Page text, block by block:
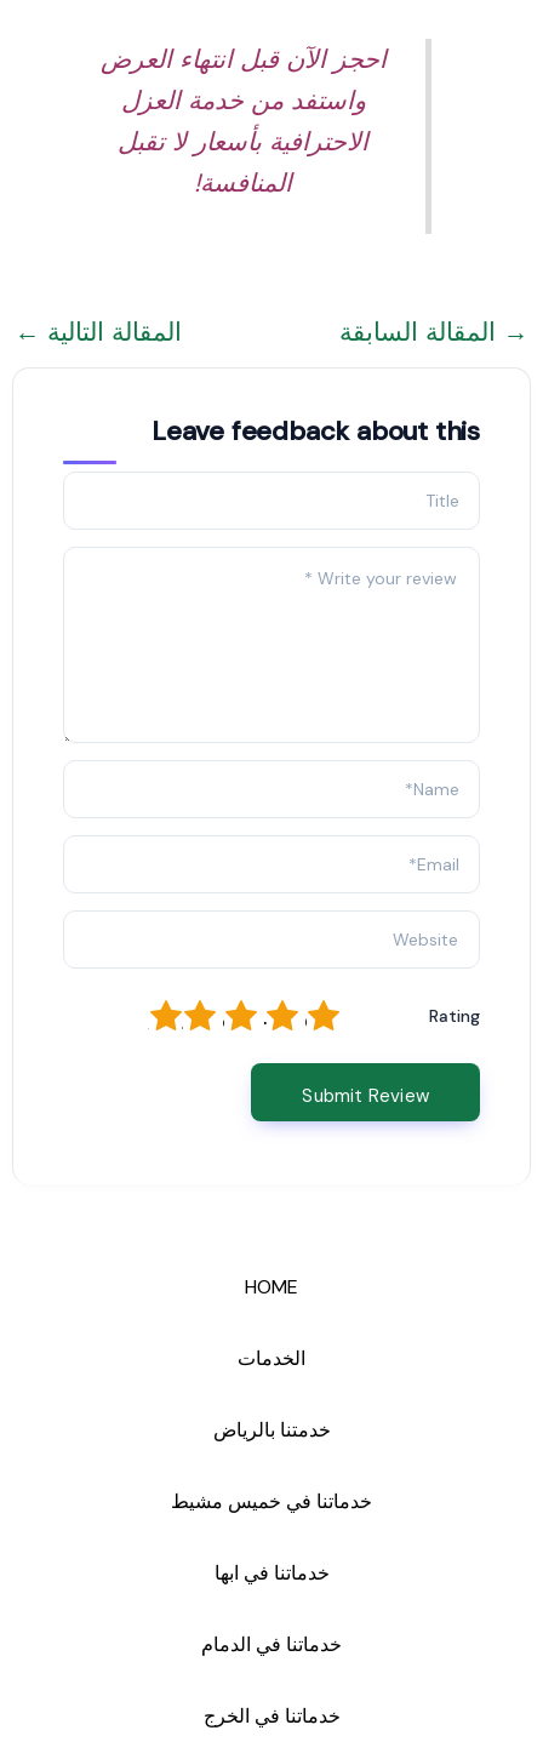
احجز الآن قبل انتهاء العرض
واستفد من خدمة العزل
الاحترافية بأسعار لا تقبل
المنافسة!
→ المقالة السابقة المقالة التالية ←
Leave feedback about this
Rating
5
4
3
2
1
HOME
الخدمات
خدمتنا بالرياض
خدماتنا في خميس مشيط
خدماتنا في ابها
خدماتنا في الدمام
خدماتنا في الخرج